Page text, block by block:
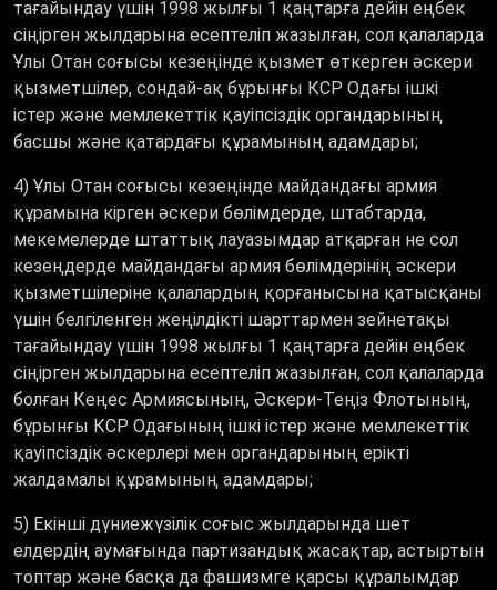
тағайындау үшiн 1998 жылғы 1 қаңтарға дейiн еңбек
сіңірген жылдарына есептеліп жазылған, сол қалаларда
Ұлы Отан соғысы кезеңінде қызмет өткерген әскери
қызметшiлер, сондай-ақ бұрынғы КСР Одағы iшкi
iстер және мемлекеттiк қауiпсiздiк органдарының
басшы және қатардағы құрамының адамдары;
4) Ұлы Отан соғысы кезеңінде майдандағы армия
құрамына кiрген әскери бөлiмдерде, штабтарда,
мекемелерде штаттық лауазымдар атқарған не сол
кезеңдерде майдандағы армия бөлiмдерiнің әскери
қызметшілеріне қалалардың қорғанысына қатысқаны
үшін белгiленген жеңiлдiкті шарттармен зейнетақы
тағайындау үшiн 1998 жылғы 1 қаңтарға дейiн еңбек
сіңірген жылдарына есептеліп жазылған, сол қалаларда
болған Кеңес Армиясының, Әскери-Теңiз Флотының,
бұрынғы КСР Одағының iшкi iстер және мемлекеттiк
қауiпсiздiк әскерлерi мен органдарының еріктi
жалдамалы құрамының адамдары;
5) Екiншi дүниежүзiлiк соғыс жылдарында шет
елдердiң аумағында партизандық жасақтар, астыртын
топтар және басқа да фашизмге қарсы құралымдар